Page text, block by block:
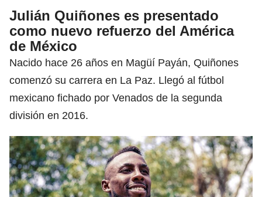
Julián Quiñones es presentado
como nuevo refuerzo del América
de México
Nacido hace 26 años en Magüí Payán, Quiñones
comenzó su carrera en La Paz. Llegó al fútbol
mexicano fichado por Venados de la segunda
división en 2016.